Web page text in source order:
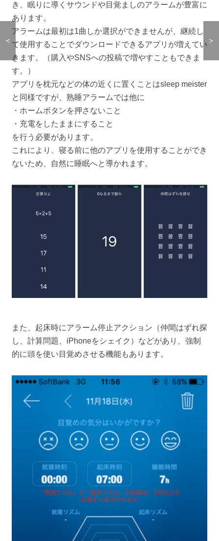
＜ ＞
き、眠りに導くサウンドや目覚ましのアラームが豊富に
あります。
アラームは最初は1曲しか選択ができませんが、継続し
て使用することでダウンロードできるアプリが増えてい
きます。（購入やSNSへの投稿で増やすこともできま
す。）
アプリを枕元などの体の近くに置くことはsleep meister
と同様ですが、熟睡アラームでは他に
・ホームボタンを押さないこと
・充電をしたままにすること
を行う必要があります。
これにより、寝る前に他のアプリを使用することができ
ないため、自然に睡眠へと導かれます。
また、起床時にアラーム停止アクション（仲間はずれ探
し、計算問題、iPhoneをシェイク）などがあり、強制
的に頭を使い目覚めさせる機能もあります。
＜ ＞